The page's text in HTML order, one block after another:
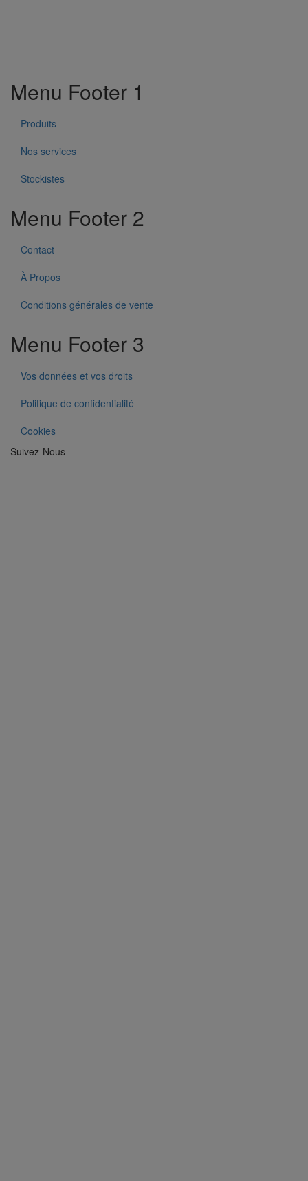
Menu Footer 1
Produits
Nos services
Stockistes
Menu Footer 2
Contact
À Propos
Conditions générales de vente
Menu Footer 3
Vos données et vos droits
Politique de confidentialité
Cookies
Suivez-Nous